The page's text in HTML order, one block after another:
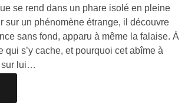
se rend dans un phare isolé en pleine
sur un phénomène étrange, il découvre
sans fond, apparu à même la falaise. À
qui s’y cache, et pourquoi cet abîme à
sur lui…